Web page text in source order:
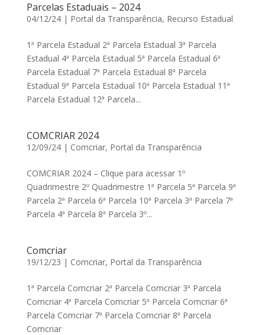
Parcelas Estaduais – 2024
04/12/24| Portal da Transparência, Recurso Estadual
1ª Parcela Estadual 2ª Parcela Estadual 3ª Parcela
Estadual 4ª Parcela Estadual 5ª Parcela Estadual 6ª
Parcela Estadual 7ª Parcela Estadual 8ª Parcela
Estadual 9ª Parcela Estadual 10ª Parcela Estadual 11ª
Parcela Estadual 12ª Parcela...
COMCRIAR 2024
12/09/24| Comcriar, Portal da Transparência
COMCRIAR 2024 – Clique para acessar 1º
Quadrimestre 2º Quadrimestre 1ª Parcela 5ª Parcela 9ª
Parcela 2ª Parcela 6ª Parcela 10ª Parcela 3ª Parcela 7ª
Parcela 4ª Parcela 8ª Parcela 3º...
Comcriar
19/12/23 | Comcriar, Portal da Transparência
1ª Parcela Comcriar 2ª Parcela Comcriar 3ª Parcela
Comcriar 4ª Parcela Comcriar 5ª Parcela Comcriar 6ª
Parcela Comcriar 7ª Parcela Comcriar 8ª Parcela
Comcriar